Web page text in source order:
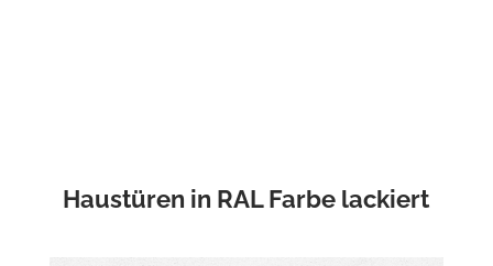
Haustüren in RAL Farbe lackiert